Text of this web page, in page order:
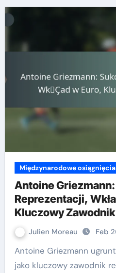
Międzynarodowe osiągnięcia
Antoine
Reprezentacji,
Kluczowy Zawodnik
Julien Moreau Feb
Antoine Griezmann ugruntował swoją pozycję
jako kluczowy zawodnik